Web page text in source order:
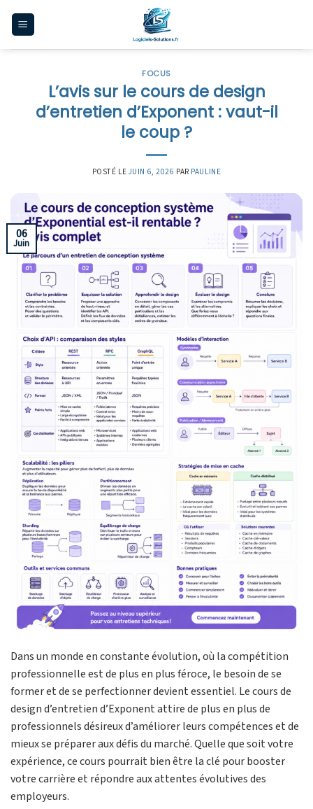
FOCUS
L’avis sur le cours de design
d’entretien d’Exponent : vaut-il
le coup ?
POSTÉ LE JUIN 6, 2026 PAR PAULINE
06
Juin
Dans un monde en constante évolution, où la compétition
professionnelle est de plus en plus féroce, le besoin de se
former et de se perfectionner devient essentiel. Le cours de
design d’entretien d’Exponent attire de plus en plus de
professionnels désireux d’améliorer leurs compétences et de
mieux se préparer aux défis du marché. Quelle que soit votre
expérience, ce cours pourrait bien être la clé pour booster
votre carrière et répondre aux attentes évolutives des
employeurs.